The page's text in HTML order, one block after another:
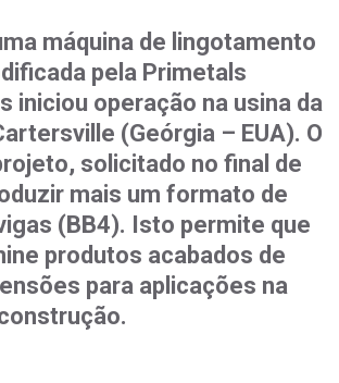
máquina de lingotamento
pela Primetals
iniciou operação na usina da
(Geórgia – EUA). O
solicitado no final de
mais um formato de
(BB4). Isto permite que
produtos acabados de
para aplicações na